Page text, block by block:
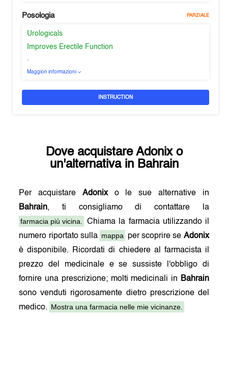
Posologia PARZIALE
Urologicals
Improves Erectile Function
-
Maggiori informazioni
INSTRUCTION
Dove acquistare Adonixo
un'alternativa in Bahrain
Per acquistare Adonixo le sue alternative in
Bahrain, ti consigliamo di contattare la
farmacia più vicina.
Chiama la farmacia utilizzando il
numero riportato sulla mappa per scoprire se Adonix
è disponibile. Ricordati di chiedere al farmacista il
prezzo del medicinale e se sussiste l'obbligo di
fornire una prescrizione; molti medicinali in
Bahrain
sono venduti rigorosamente dietro prescrizione del
medico. Mostra una farmacia nelle mie vicinanze.